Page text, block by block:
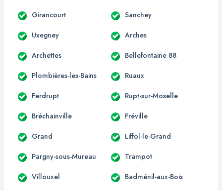
Girancourt Sanchey
Uxegney Arches
Archettes Bellefontaine 88
Plombières-les-Bains Ruaux
Ferdrupt Rupt-sur-Moselle
Bréchainville Fréville
Grand Liffol-le-Grand
Pargny-sous-Mureau Trampot
Villouxel Badménil-aux-Bois